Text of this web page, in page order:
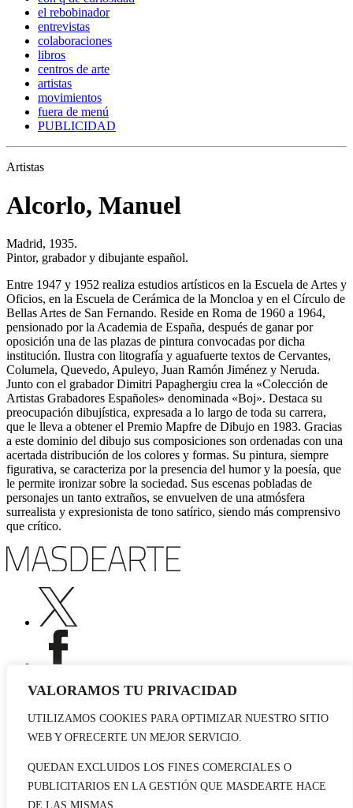
VALORAMOS TU PRIVACIDAD
UTILIZAMOS COOKIES PARA OPTIMIZAR NUESTRO SITIO
WEB Y OFRECERTE UN MEJOR SERVICIO.
QUEDAN EXCLUIDOS LOS FINES COMERCIALES O
PUBLICITARIOS EN LA GESTIÓN QUE MASDEARTE HACE
DE LAS MISMAS.
el rebobinador
entrevistas
colaboraciones
libros
centros de arte
artistas
movimientos
fuera de menú
PUBLICIDAD
Artistas
Alcorlo, Manuel
Madrid, 1935.
Pintor, grabador y dibujante español.
Entre 1947 y 1952 realiza estudios artísticos en la Escuela de Artes y
Oficios, en la Escuela de Cerámica de la Moncloa y en el Círculo de
Bellas Artes de San Fernando. Reside en Roma de 1960 a 1964,
pensionado por la Academia de España, después de ganar por
oposición una de las plazas de pintura convocadas por dicha
institución. Ilustra con litografía y aguafuerte textos de Cervantes,
Columela, Quevedo, Apuleyo, Juan Ramón Jiménez y Neruda.
Junto con el grabador Dimitri Papaghergiu crea la «Colección de
Artistas Grabadores Españoles» denominada «Boj». Destaca su
preocupación dibujística, expresada a lo largo de toda su carrera,
que le lleva a obtener el Premio Mapfre de Dibujo en 1983. Gracias
a este dominio del dibujo sus composiciones son ordenadas con una
acertada distribución de los colores y formas. Su pintura, siempre
figurativa, se caracteriza por la presencia del humor y la poesía, que
le permite ironizar sobre la sociedad. Sus escenas pobladas de
personajes un tanto extraños, se envuelven de una atmósfera
surrealista y expresionista de tono satírico, siendo más comprensivo
que crítico.
Publicidad
Contacto
© 2026 masdearte. Información de exposiciones, museos y artistas